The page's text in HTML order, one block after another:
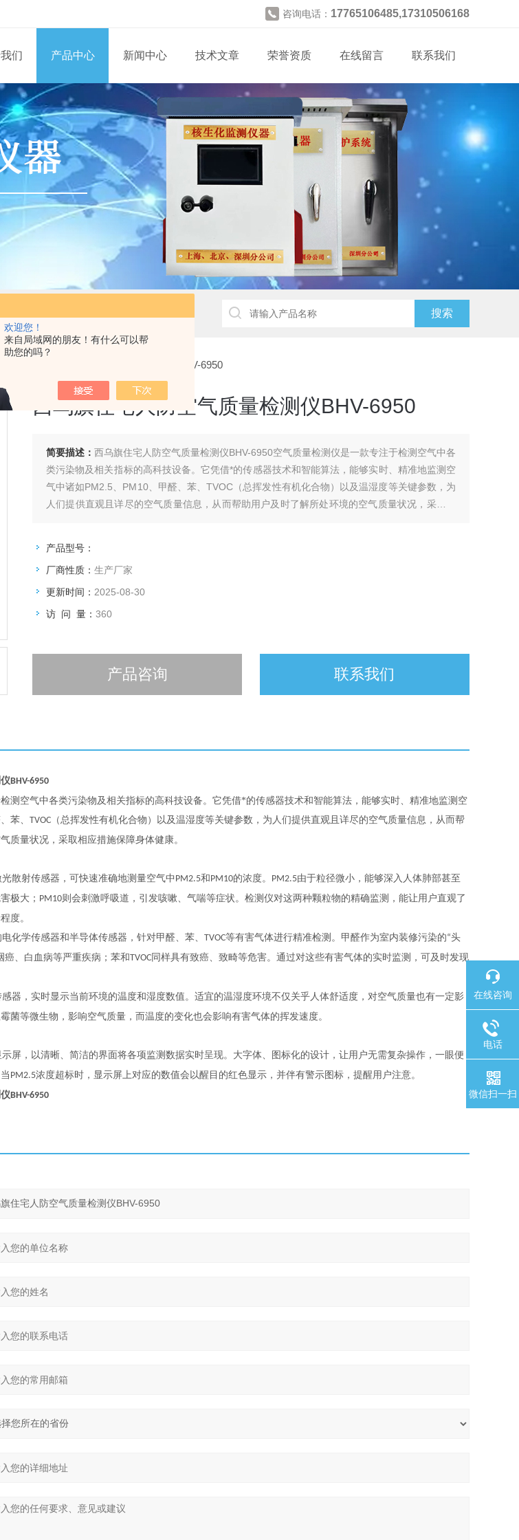
欢迎您！
来自局域网的朋友！有什么可以帮
助您的吗？
咨询电话： 17765106485,17310506168
们 产品中心 新闻中心 技术文章 荣誉资质 在线留言 联系我们
> 西乌旗住宅人防空气质量检测仪BHV-6950
西乌旗住宅人防空气质量检测仪BHV-6950
简要描述： 西乌旗住宅人防空气质量检测仪BHV-6950空气质量检测仪是一款专注于检测空气中各
类污染物及相关指标的高科技设备。它凭借*的传感器技术和智能算法，能够实时、精准地监测空
气中诸如PM2.5、PM10、甲醛、苯、TVOC（总挥发性有机化合物）以及温湿度等关键参数，为
人们提供直观且详尽的空气质量信息，从而帮助用户及时了解所处环境的空气质量状况，采取相
产品型号：
厂商性质： 生产厂家
更新时间： 2025-08-30
访 问 量： 360
产品咨询 联系我们
BHV-6950
测空气中各类污染物及相关指标的高科技设备。它凭借*的传感器技术和智能算法，能够实时、精准地监测空
苯、 TVOC （总挥发性有机化合物）以及温湿度等关键参数，为人们提供直观且详尽的空气质量信息，从而帮
质量状况，采取相应措施保障身体健康。
散射传感器，可快速准确地测量空气中 PM2.5和 PM10的浓度。 PM2.5由于粒径微小，能够深入人体肺部甚至
极大； PM10则会刺激呼吸道，引发咳嗽、气喘等症状。检测仪对这两种颗粒物的精确监测，能让用户直观了
度。
化学传感器和半导体传感器，针对甲醛、苯、 TVOC等有害气体进行精准检测。甲醛作为室内装修污染的“头
癌、白血病等严重疾病；苯和TVOC 同样具有致癌、致畸等危害。通过对这些有害气体的实时监测，可及时发现
器，实时显示当前环境的温度和湿度数值。适宜的温湿度环境不仅关乎人体舒适度，对空气质量也有一定影
菌等微生物，影响空气质量，而温度的变化也会影响有害气体的挥发速度。
屏，以清晰、简洁的界面将各项监测数据实时呈现。大字体、图标化的设计，让用户无需复杂操作，一眼便
PM2.5浓度超标时，显示屏上对应的数值会以醒目的红色显示，并伴有警示图标，提醒用户注意。
BHV-6950
在线咨询
电话
微信扫一扫